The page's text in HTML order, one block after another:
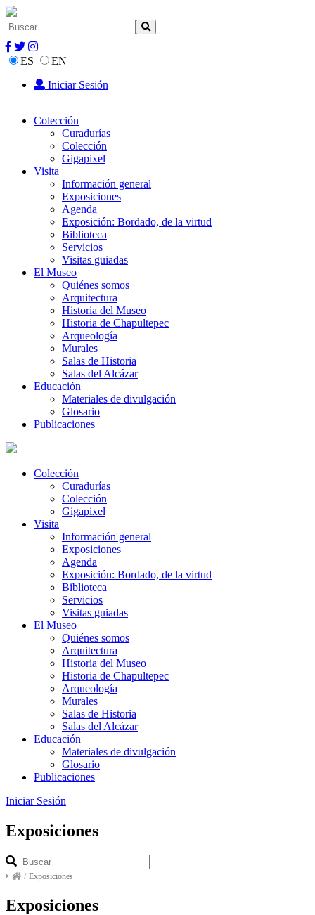
ES
EN
Iniciar Sesión
Colección
Curadurías
Colección
Gigapixel
Visita
Información general
Exposiciones
Agenda
Exposición: Bordado, de la virtud
Biblioteca
Servicios
Visitas guiadas
El Museo
Quiénes somos
Arquitectura
Historia del Museo
Historia de Chapultepec
Arqueología
Murales
Salas de Historia
Salas del Alcázar
Educación
Materiales de divulgación
Glosario
Publicaciones
Colección
Curadurías
Colección
Gigapixel
Visita
Información general
Exposiciones
Agenda
Exposición: Bordado, de la virtud
Biblioteca
Servicios
Visitas guiadas
El Museo
Quiénes somos
Arquitectura
Historia del Museo
Historia de Chapultepec
Arqueología
Murales
Salas de Historia
Salas del Alcázar
Educación
Materiales de divulgación
Glosario
Publicaciones
Iniciar Sesión
Exposiciones
/ Exposiciones
Exposiciones